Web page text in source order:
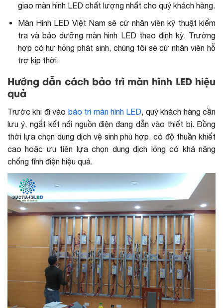
giao màn hình LED chất lượng nhất cho quý khách hàng.
Màn Hình LED Việt Nam sẽ cử nhân viên kỹ thuật kiểm
tra và bảo dưỡng màn hình LED theo định kỳ. Trường
hợp có hư hỏng phát sinh, chúng tôi sẽ cử nhân viên hỗ
trợ kịp thời.
Hướng dẫn cách bảo trì màn hình LED hiệu
quả
Trước khi đi vào bảo trì màn hình LED, quý khách hàng cần
lưu ý, ngắt kết nối nguồn điện đang dẫn vào thiết bị. Đồng
thời lựa chọn dung dịch vệ sinh phù hợp, có độ thuần khiết
cao hoặc ưu tiên lựa chọn dung dịch lỏng có khả năng
chống tĩnh điện hiệu quả.